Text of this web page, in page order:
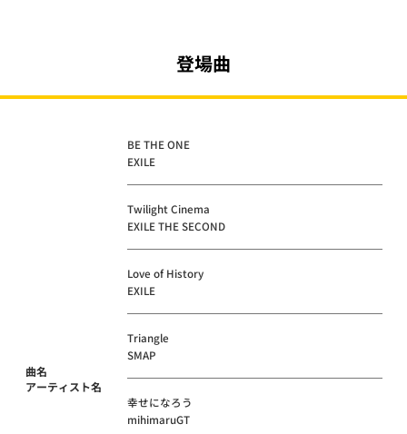
登場曲
曲名
アーティスト名
BE THE ONE
EXILE
Twilight Cinema
EXILE THE SECOND
Love of History
EXILE
Triangle
SMAP
幸せになろう
mihimaruGT